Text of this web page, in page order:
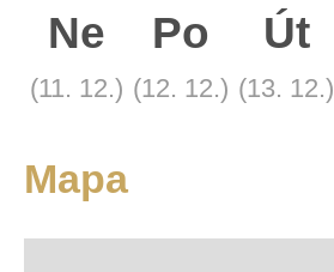
Ne
(11. 12.)
Po
(12. 12.)
Út
(13. 12.)
Mapa
Turistická